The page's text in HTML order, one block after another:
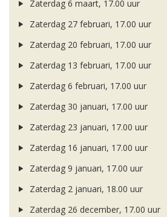
Zaterdag 6 maart, 17.00 uur
Zaterdag 27 februari, 17.00 uur
Zaterdag 20 februari, 17.00 uur
Zaterdag 13 februari, 17.00 uur
Zaterdag 6 februari, 17.00 uur
Zaterdag 30 januari, 17.00 uur
Zaterdag 23 januari, 17.00 uur
Zaterdag 16 januari, 17.00 uur
Zaterdag 9 januari, 17.00 uur
Zaterdag 2 januari, 18.00 uur
Zaterdag 26 december, 17.00 uur